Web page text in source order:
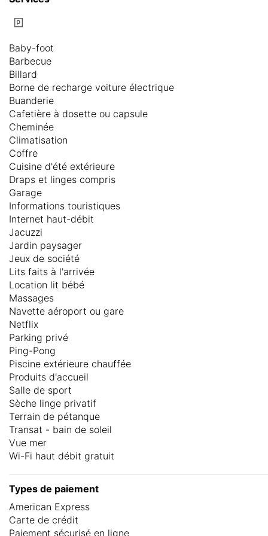
Baby-foot
Barbecue
Billard
Borne de recharge voiture électrique
Buanderie
Cafetière à dosette ou capsule
Cheminée
Climatisation
Coffre
Cuisine d'été extérieure
Draps et linges compris
Garage
Informations touristiques
Internet haut-débit
Jacuzzi
Jardin paysager
Jeux de société
Lits faits à l'arrivée
Location lit bébé
Massages
Navette aéroport ou gare
Netflix
Parking privé
Ping-Pong
Piscine extérieure chauffée
Produits d'accueil
Salle de sport
Sèche linge privatif
Terrain de pétanque
Transat - bain de soleil
Vue mer
Wi-Fi haut débit gratuit
Types de paiement
American Express
Carte de crédit
Paiement sécurisé en ligne